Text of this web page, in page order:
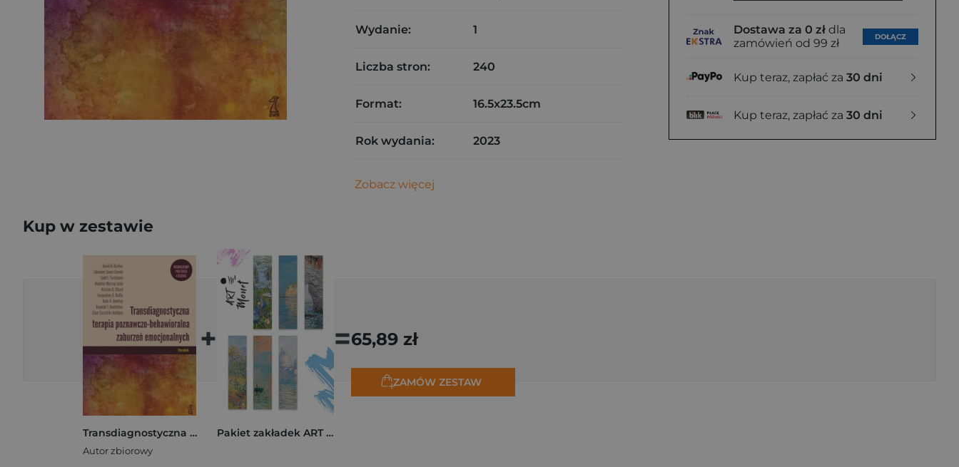
Dostawa za 0 zł dla
zamówień od 99 zł
DOŁĄCZ
Kup teraz, zapłać za 30 dni
Kup teraz, zapłać za 30 dni
Wydanie: 1
Liczba stron: 240
Format: 16.5x23.5cm
Rok wydania: 2023
Zobacz więcej
Kup w zestawie
Transdiagnostyczna terapia poznawczo-behawioralna zaburzeń emocjonalnych Ujednolicony protokół leczenia Poradnik
Autor zbiorowy
+
Pakiet zakładek ART Monet
=65,89 zł
ZAMÓW ZESTAW